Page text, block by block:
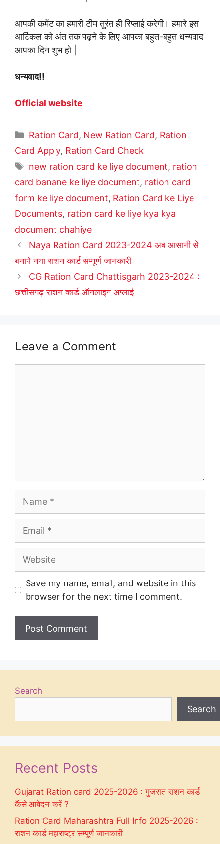
आपकी कमेंट का हमारी टीम तुरंत ही रिप्लाई करेगी। हमारे इस
आर्टिकल को अंत तक पढ़ने के लिए आपका बहुत-बहुत धन्यवाद
आपका दिन शुभ हो |
धन्यवाद!!
Official website
Categories
Ration Card, New Ration Card, Ration
Card Apply, Ration Card Check
Tags
new ration card ke liye document, ration
card banane ke liye document, ration card
form ke liye document, Ration Card ke Liye
Documents, ration card ke liye kya kya
document chahiye
Naya Ration Card 2023-2024 अब आसानी से
बनाये नया राशन कार्ड सम्पूर्ण जानकारी
CG Ration Card Chattisgarh 2023-2024 :
छत्तीसगढ़ राशन कार्ड ऑनलाइन अप्लाई
Leave a Comment
Website
Save my name, email, and website in this
browser for the next time I comment.
Search
Search
Recent Posts
Gujarat Ration card 2025-2026 : गुजरात राशन कार्ड
कैंसे आबेदन करें ?
Ration Card Maharashtra Full Info 2025-2026 :
राशन कार्ड महाराष्ट्र सम्पूर्ण जानकारी